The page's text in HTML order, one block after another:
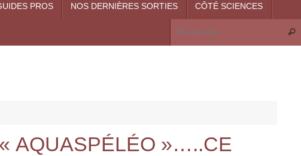
PROS NOS DERNIÈRES SORTIES CÔTÉ SCIENCES
AQUASPÉLÉO »…..CE